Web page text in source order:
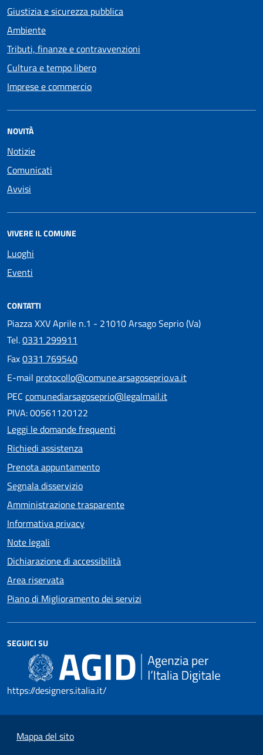
Giustizia e sicurezza pubblica
Ambiente
Tributi, finanze e contravvenzioni
Cultura e tempo libero
Imprese e commercio
NOVITÀ
Notizie
Comunicati
Avvisi
VIVERE IL COMUNE
Luoghi
Eventi
CONTATTI
Piazza XXV Aprile n.1 - 21010 Arsago Seprio (Va)
Tel.0331 299911
Fax0331 769540
E-mail protocollo@comune.arsagoseprio.va.it
PEC comunediarsagoseprio@legalmail.it
PIVA: 00561120122
Leggi le domande frequenti
Richiedi assistenza
Prenota appuntamento
Segnala disservizio
Amministrazione trasparente
Informativa privacy
Note legali
Dichiarazione di accessibilità
Area riservata
Piano di Miglioramento dei servizi
SEGUICI SU
https://designers.italia.it/
Mappa del sito